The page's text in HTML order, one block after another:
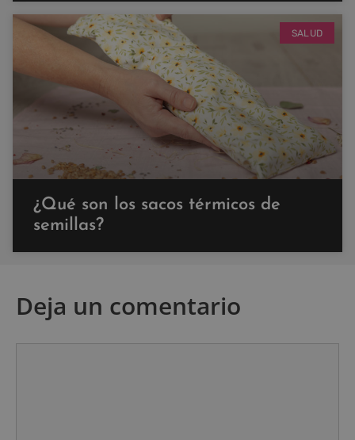
SALUD
¿Qué son los sacos térmicos de
semillas?
Deja un comentario